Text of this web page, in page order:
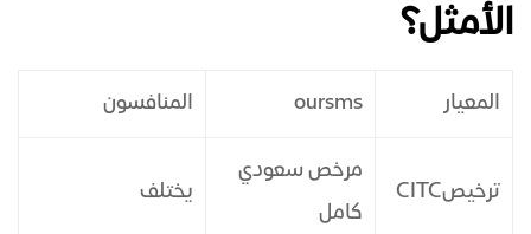
الأمثل؟
المعيار oursms المنافسون
ترخيصCITC
مرخص سعودي
كامل
يختلف